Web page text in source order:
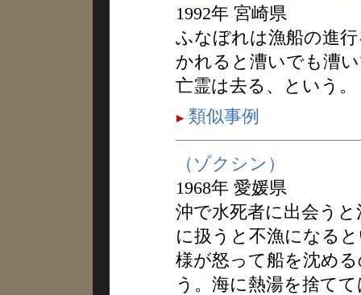
1992年 宮崎県
ふなぼれは漁船の進
かれると漕いでも漕
亡霊は去る、という。
類似事例
（ゾクシン）
1968年 愛媛県
沖で水死者に出会う
に扱うと不漁になる
様が怒って船を沈め
う。海に熱湯を捨て